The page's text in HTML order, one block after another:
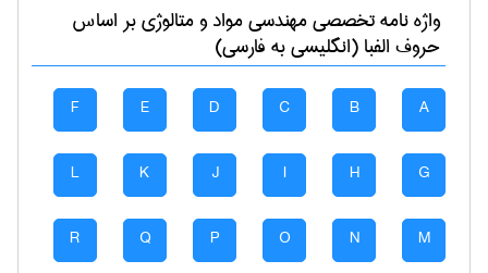
واژه نامه تخصصیمهندسی مواد و متالوژیبر اساس
حروف الفبا (انگلیسی به فارسی)
A
B
C
D
E
F
G
H
I
J
K
L
M
N
O
P
Q
R